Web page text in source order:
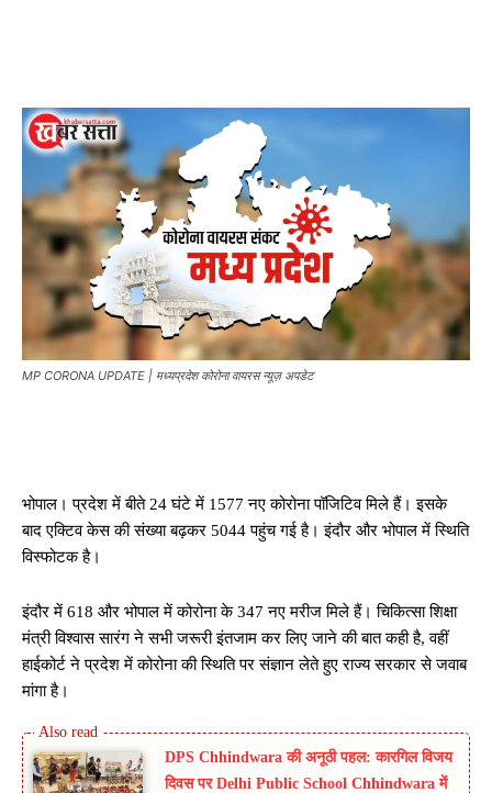
MP CORONA UPDATE | मध्यप्रदेश कोरोना वायरस न्यूज़ अपडेट
भोपाल। प्रदेश में बीते 24 घंटे में 1577 नए कोरोना पॉजिटिव मिले हैं। इसके
बाद एक्टिव केस की संख्या बढ़कर 5044 पहुंच गई है। इंदौर और भोपाल में स्थिति
विस्फोटक है।
इंदौर में 618 और भोपाल में कोरोना के 347 नए मरीज मिले हैं। चिकित्सा शिक्षा
मंत्री विश्वास सारंग ने सभी जरूरी इंतजाम कर लिए जाने की बात कही है, वहीं
हाईकोर्ट ने प्रदेश में कोरोना की स्थिति पर संज्ञान लेते हुए राज्य सरकार से जवाब
मांगा है।
DPS Chhindwara की अनूठी पहल: कारगिल विजय
दिवस पर Delhi Public School Chhindwara में